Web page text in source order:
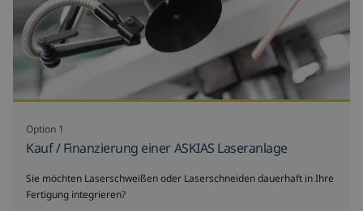
Option 1
Kauf / Finanzierung einer ASKIAS Laseranlage
Sie möchten Laserschweißen oder Laserschneiden dauerhaft in Ihre
Fertigung integrieren?